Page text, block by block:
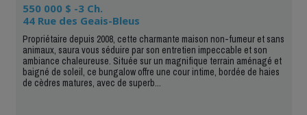
550 000 $ -3 Ch.
44 Rue des Geais-Bleus
Propriétaire depuis 2008, cette charmante maison non-fumeur et sans
animaux, saura vous séduire par son entretien impeccable et son
ambiance chaleureuse. Située sur un magnifique terrain aménagé et
baigné de soleil, ce bungalow offre une cour intime, bordée de haies
de cèdres matures, avec de superb...